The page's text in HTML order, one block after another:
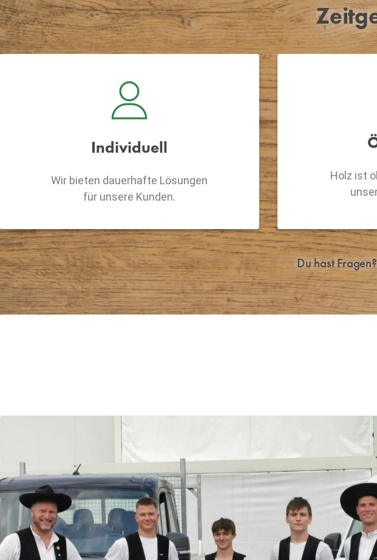
Individuell
Wir bieten dauerhafte Lösungen
für unsere Kunden.
Holz ist
Du hast